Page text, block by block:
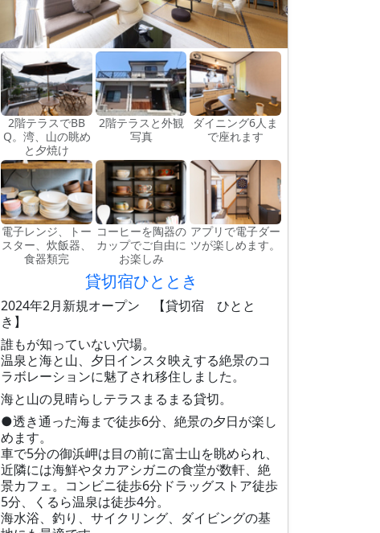
2階テラスでBB
Q。湾、山の眺め
と夕焼け
2階テラスと外観
写真
ダイニング6人ま
で座れます
電子レンジ、トー
スター、炊飯器、
食器類完
コーヒーを陶器の
カップでご自由に
お楽しみ
アプリで電子ダー
ツが楽しめます。
貸切宿ひととき
2024年2月新規オープン 【貸切宿 ひとと
き】
誰もが知っていない穴場。
温泉と海と山、夕日インスタ映えする絶景のコ
ラボレーションに魅了され移住しました。
海と山の見晴らしテラスまるまる貸切。
●透き通った海まで徒歩6分、絶景の夕日が楽し
めます。
車で5分の御浜岬は目の前に富士山を眺められ、
近隣には海鮮やタカアシガニの食堂が数軒、絶
景カフェ。コンビニ徒歩6分ドラッグストア徒歩
5分、くるら温泉は徒歩4分。
海水浴、釣り、サイクリング、ダイビングの基